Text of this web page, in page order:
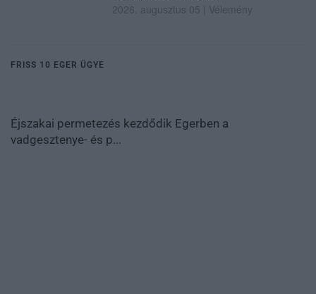
2026. augusztus 05 Vélemény
FRISS 10 EGER ÜGYE
Éjszakai permetezés kezdődik Egerben a
vadgesztenye- és p...